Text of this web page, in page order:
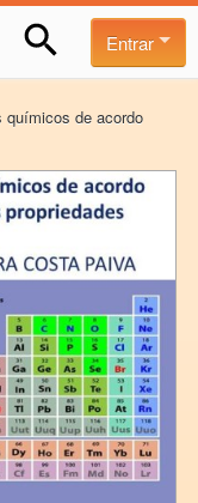
Entrar
químicos de acordo